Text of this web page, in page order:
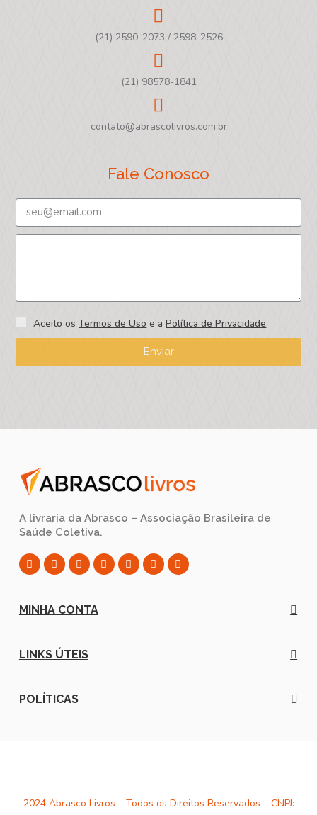
(21) 2590-2073 / 2598-2526
(21) 98578-1841
contato@abrascolivros.com.br
Fale Conosco
Aceito osTermos de Uso e aPolítica de Privacidade.
Enviar
A livraria da Abrasco – Associação Brasileira de
Saúde Coletiva.
MINHA CONTA
LINKS ÚTEIS
POLÍTICAS
2024 Abrasco Livros – Todos os Direitos Reservados – CNPJ: